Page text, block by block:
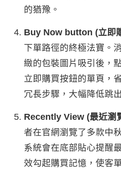
的猶豫。
Buy Now button (立即
下單路徑的終極法寶。
緻的包裝圖片吸引後，
立即購買按鈕的單頁，
冗長步驟，大幅降低跳
Recently View (最近瀏
者在官網瀏覽了多款中
系統會在底部貼心提醒
效勾起購買記憶，使客